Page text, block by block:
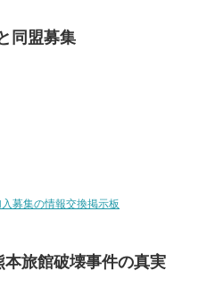
同盟募集
募集の情報交換掲示板
旅館破壊事件の真実